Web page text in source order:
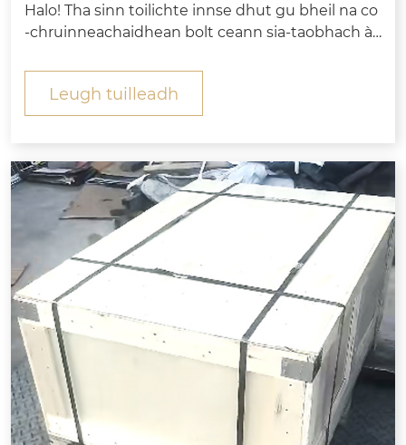
S/NZS a’ fàgail Sìona airson As
tràilia
Halo! Tha sinn toilichte innse dhut gu bheil na co
-chruinneachaidhean bolt ceann sia-taobhach àr
rean maidsidh) a dh’ òrduich do chompanaidh air
an dèanamh, air an sgrùdadh air càileachd, agus
air am pacadh airson às-mhalairt a rèir teann a rèi
Leugh tuilleadh